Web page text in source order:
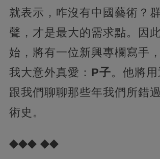
就表示，咋沒有中國藝術？
聲，才是最大的需求點。因
始，將有一位新興專欄寫手
我大意外真愛： P子。他將
跟我們聊聊那些年我們所錯
術史。
◆◆◆ ◆◆